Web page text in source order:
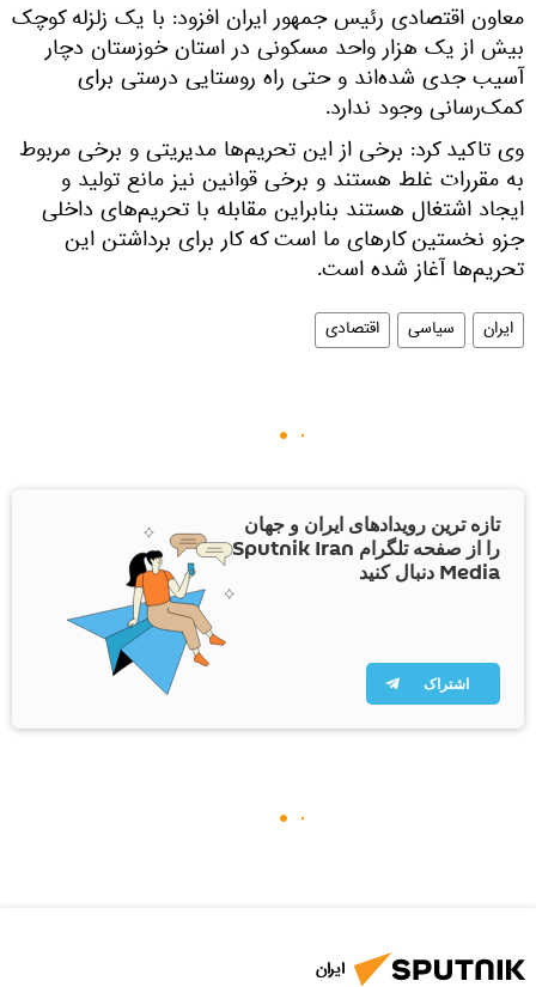
معاون اقتصادی رئیس جمهور ایران افزود: با یک زلزله کوچک
بیش از یک هزار واحد مسکونی در استان خوزستان دچار
آسیب جدی شده‌اند و حتی راه روستایی درستی برای
کمک‌رسانی وجود ندارد.
وی تاکید کرد: برخی از این تحریم‌ها مدیریتی و برخی مربوط
به مقررات غلط هستند و برخی قوانین نیز مانع تولید و
ایجاد اشتغال هستند بنابراین مقابله با تحریم‌های داخلی
جزو نخستین کارهای ما است که کار برای برداشتن این
تحریم‌ها آغاز شده است.
ایران سیاسی اقتصادی
تازه ترین رویدادهای ایران و جهان
را از صفحه تلگرام Sputnik Iran
Media دنبال کنید
اشتراک
ایران